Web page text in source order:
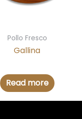
Pollo Fresco
Gallina
Read more